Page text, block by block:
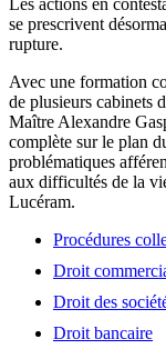
se prescrivent
rupture.
Avec une formation
de plusieurs cabinets
Maître Alexandre
complète sur le plan
problématiques
aux difficultés de la
Lucéram.
Procédures
Droit
Droit des
Droit bancaire